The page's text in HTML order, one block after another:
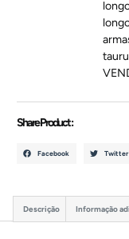
Share Product :
Facebook Twitter
Descrição Informação